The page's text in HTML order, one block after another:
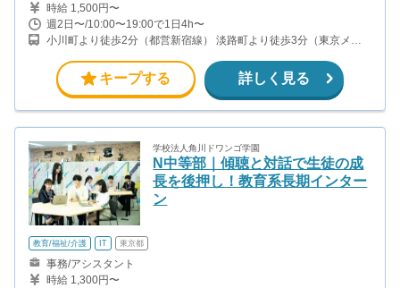
時給 1,500円〜
週2日〜/10:00〜19:00で1日4h〜
小川町より徒歩2分（都営新宿線） 淡路町より徒歩3分（東京メト
秋葉原より徒歩5〜7分（JR山手線・京浜東北線・総武線）
キープする 詳しく見る
学校法人角川ドワンゴ学園
N中等部｜傾聴と対話で生徒の成
長を後押し！教育系長期インター
ン
教育/福祉/介護 IT 東京都
事務/アシスタント
時給 1,300円〜